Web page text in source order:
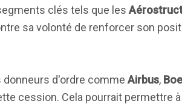
clés tels que les
sa volonté de renforcer son
donneurs d'ordre comme Airbus,
cession. Cela pourrait permettre